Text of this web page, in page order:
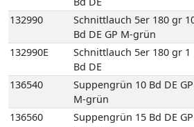
136540
Suppengrün 10 Bd DE GP
M-grün
Suppengrün 15 Bd DE GP
M-grün
136560E Suppengrün 1 Bd DE
136740
Topf Basilikum aus
biologischem Anbau 1
Topf DE